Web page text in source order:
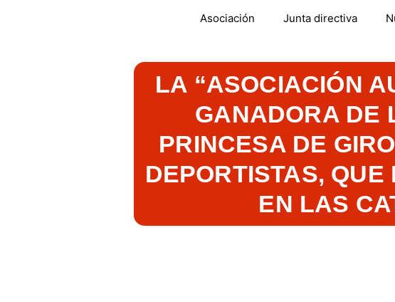
Asociación Junta directiva
LA “ASOCIACIÓN
GANADORA DE
PRINCESA DE
DEPORTISTAS,
EN LAS